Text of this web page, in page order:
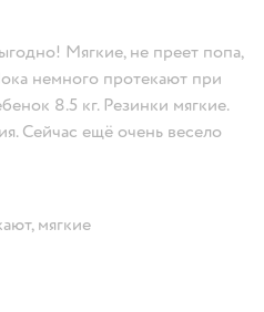
Мягкие, не преет попа,
немного протекают при
8.5 кг. Резинки мягкие.
Сейчас ещё очень весело
мягкие